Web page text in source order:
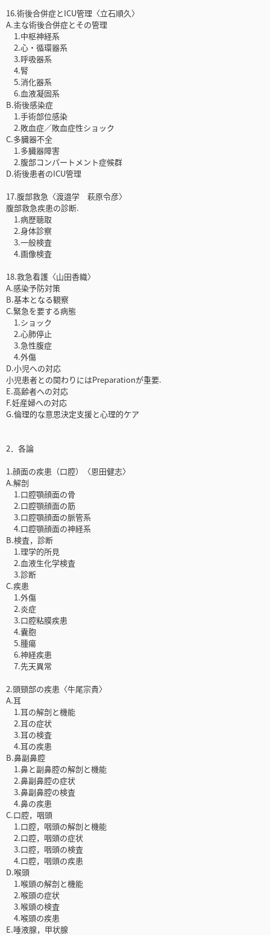
16.術後合併症とICU管理〈立石順久〉
A.主な術後合併症とその管理
1.中枢神経系
2.心・循環器系
3.呼吸器系
4.腎
5.消化器系
6.血液凝固系
B.術後感染症
1.手術部位感染
2.敗血症／敗血症性ショック
C.多臓器不全
1.多臓器障害
2.腹部コンパートメント症候群
D.術後患者のICU管理
17.腹部救急〈渡邉学 萩原令彦〉
腹部救急疾患の診断.
1.病歴聴取
2.身体診察
3.一般検査
4.画像検査
18.救急看護〈山田香織〉
A.感染予防対策
B.基本となる観察
C.緊急を要する病態
1.ショック
2.心肺停止
3.急性腹症
4.外傷
D.小児への対応
小児患者との関わりにはPreparationが重要.
E.高齢者への対応
F.妊産婦への対応
G.倫理的な意思決定支援と心理的ケア
2．各論
1.顔面の疾患（口腔）〈恩田健志〉
A.解剖
1.口腔顎顔面の骨
2.口腔顎顔面の筋
3.口腔顎顔面の脈管系
4.口腔顎顔面の神経系
B.検査，診断
1.理学的所見
2.血液生化学検査
3.診断
C.疾患
1.外傷
2.炎症
3.口腔粘膜疾患
4.囊胞
5.腫瘍
6.神経疾患
7.先天異常
2.頭頸部の疾患〈牛尾宗貴〉
A.耳
1.耳の解剖と機能
2.耳の症状
3.耳の検査
4.耳の疾患
B.鼻副鼻腔
1.鼻と副鼻腔の解剖と機能
2.鼻副鼻腔の症状
3.鼻副鼻腔の検査
4.鼻の疾患
C.口腔，咽頭
1.口腔，咽頭の解剖と機能
2.口腔，咽頭の症状
3.口腔，咽頭の検査
4.口腔，咽頭の疾患
D.喉頭
1.喉頭の解剖と機能
2.喉頭の症状
3.喉頭の検査
4.喉頭の疾患
E.唾液腺，甲状腺